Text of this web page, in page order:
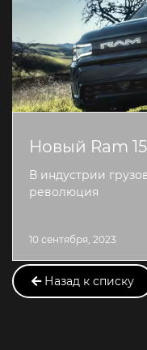
Новый Ram
В индустрии
революция
10 сентября, 2023
Назад к списку